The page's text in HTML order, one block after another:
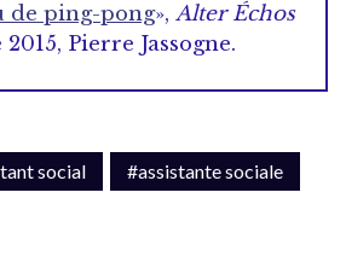
de ping-pong», Alter Échos
2015, Pierre Jassogne.
social
#assistante sociale